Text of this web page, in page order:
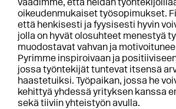
oikeudenmukaiset työsopimukset.
että henkisesti ja fyysisesti hyvin
jolla on hyvät olosuhteet menestyä
muodostavat vahvan ja
Pyrimme inspiroivaan ja
jossa työntekijät tuntevat itsensä
haastetuiksi. Työpaikan, jossa he
kehittyä yhdessä yrityksen kanssa
sekä tiiviin yhteistyön avulla.